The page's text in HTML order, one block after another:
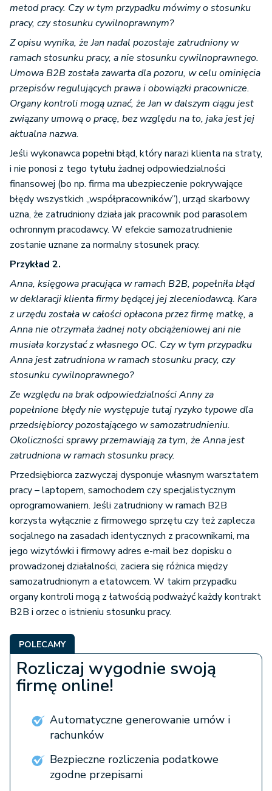
metod pracy. Czy w tym przypadku mówimy o stosunku
pracy, czy stosunku cywilnoprawnym?
Z opisu wynika, że Jan nadal pozostaje zatrudniony w
ramach stosunku pracy, a nie stosunku cywilnoprawnego.
Umowa B2B została zawarta dla pozoru, w celu ominięcia
przepisów regulujących prawa i obowiązki pracownicze.
Organy kontroli mogą uznać, że Jan w dalszym ciągu jest
związany umową o pracę, bez względu na to, jaka jest jej
aktualna nazwa.
Jeśli wykonawca popełni błąd, który narazi klienta na straty,
i nie ponosi z tego tytułu żadnej odpowiedzialności
finansowej (bo np. firma ma ubezpieczenie pokrywające
błędy wszystkich „współpracowników”), urząd skarbowy
uzna, że zatrudniony działa jak pracownik pod parasolem
ochronnym pracodawcy. W efekcie samozatrudnienie
zostanie uznane za normalny stosunek pracy.
Przykład 2.
Anna, księgowa pracująca w ramach B2B, popełniła błąd
w deklaracji klienta firmy będącej jej zleceniodawcą. Kara
z urzędu została w całości opłacona przez firmę matkę, a
Anna nie otrzymała żadnej noty obciążeniowej ani nie
musiała korzystać z własnego OC. Czy w tym przypadku
Anna jest zatrudniona w ramach stosunku pracy, czy
stosunku cywilnoprawnego?
Ze względu na brak odpowiedzialności Anny za
popełnione błędy nie występuje tutaj ryzyko typowe dla
przedsiębiorcy pozostającego w samozatrudnieniu.
Okoliczności sprawy przemawiają za tym, że Anna jest
zatrudniona w ramach stosunku pracy.
Przedsiębiorca zazwyczaj dysponuje własnym warsztatem
pracy – laptopem, samochodem czy specjalistycznym
oprogramowaniem. Jeśli zatrudniony w ramach B2B
korzysta wyłącznie z firmowego sprzętu czy też zaplecza
socjalnego na zasadach identycznych z pracownikami, ma
jego wizytówki i firmowy adres e-mail bez dopisku o
prowadzonej działalności, zaciera się różnica między
samozatrudnionym a etatowcem. W takim przypadku
organy kontroli mogą z łatwością podważyć każdy kontrakt
B2B i orzec o istnieniu stosunku pracy.
POLECAMY
Rozliczaj wygodnie swoją
firmę online!
Automatyczne generowanie umów i
rachunków
Bezpieczne rozliczenia podatkowe
zgodne przepisami